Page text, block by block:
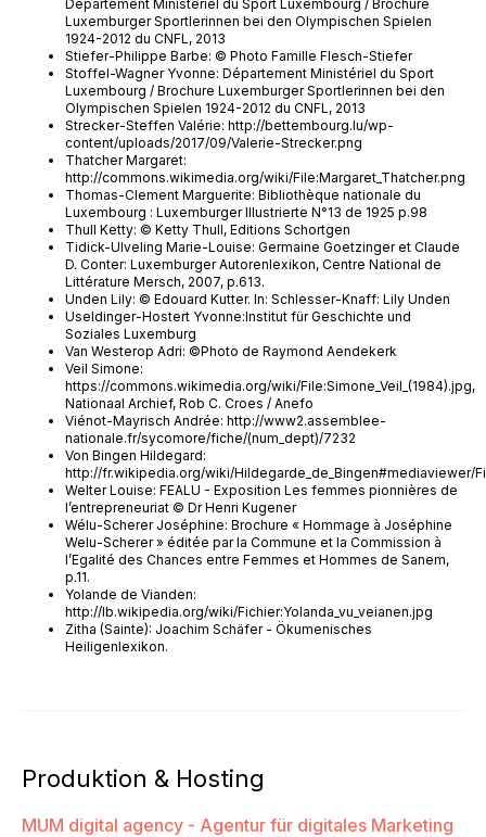
Département Ministériel du Sport Luxembourg / Brochure
Luxemburger Sportlerinnen bei den Olympischen Spielen
1924-2012 du CNFL, 2013
Stiefer-Philippe Barbe: © Photo Famille Flesch-Stiefer
Stoffel-Wagner Yvonne: Département Ministériel du Sport
Luxembourg / Brochure Luxemburger Sportlerinnen bei den
Olympischen Spielen 1924-2012 du CNFL, 2013
Strecker-Steffen Valérie: http://bettembourg.lu/wp-
content/uploads/2017/09/Valerie-Strecker.png
Thatcher Margaret:
http://commons.wikimedia.org/wiki/File:Margaret_Thatcher.png
Thomas-Clement Marguerite: Bibliothèque nationale du
Luxembourg : Luxemburger Illustrierte N°13 de 1925 p.98
Thull Ketty: © Ketty Thull, Editions Schortgen
Tidick-Ulveling Marie-Louise: Germaine Goetzinger et Claude
D. Conter: Luxemburger Autorenlexikon, Centre National de
Littérature Mersch, 2007, p.613.
Unden Lily: © Edouard Kutter. In: Schlesser-Knaff: Lily Unden
Useldinger-Hostert Yvonne:Institut für Geschichte und
Soziales Luxemburg
Van Westerop Adri: ©Photo de Raymond Aendekerk
Veil Simone:
https://commons.wikimedia.org/wiki/File:Simone_Veil_(1984).jpg,
Nationaal Archief, Rob C. Croes / Anefo
Viénot-Mayrisch Andrée: http://www2.assemblee-
nationale.fr/sycomore/fiche/(num_dept)/7232
Von Bingen Hildegard:
http://fr.wikipedia.org/wiki/Hildegarde_de_Bingen#mediaviewer/
Welter Louise: FEALU - Exposition Les femmes pionnières de
l’entrepreneuriat © Dr Henri Kugener
Wélu-Scherer Joséphine: Brochure « Hommage à Joséphine
Welu-Scherer » éditée par la Commune et la Commission à
l’Egalité des Chances entre Femmes et Hommes de Sanem,
p.11.
Yolande de Vianden:
http://lb.wikipedia.org/wiki/Fichier:Yolanda_vu_veianen.jpg
Zitha (Sainte): Joachim Schäfer - Ökumenisches
Heiligenlexikon.
Produktion & Hosting
MUM digital agency - Agentur für digitales Marketing